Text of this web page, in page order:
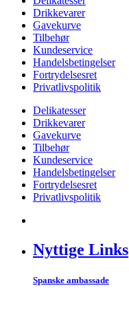
Drikkevarer
Gavekurve
Tilbehør
Kundeservice
Handelsbetingelser
Fortrydelsesret
Privatlivspolitik
Delikatesser
Drikkevarer
Gavekurve
Tilbehør
Kundeservice
Handelsbetingelser
Fortrydelsesret
Privatlivspolitik
Nyttige Links
Spanske ambassade